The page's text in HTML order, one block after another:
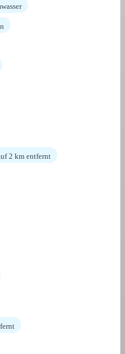
2 km entfernt